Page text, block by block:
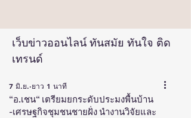
เว็บข่าวออนไลน์ ทันสมัย ทันใจ ติด
เทรนด์
“อ.เชน“ เตรียมยกระดับประมงพื้นบ้าน
-เศรษฐกิจชุมชนชายฝั่ง นำงานวิจัยและ
7 มิ.ย. ยาว 1 นาที